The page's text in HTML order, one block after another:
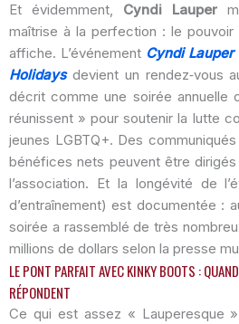
Et évidemment, Cyndi Lauper
maîtrise à la perfection : le pouvoir
affiche. L’événement Cyndi
Holidaysdevient un rendez‑vous
décrit comme une soirée annuelle
réunissent » pour soutenir la lutte
jeunes LGBTQ+. Des
bénéfices nets peuvent être
l’association. Et la longévité de
d’entraînement) est documentée :
soirée a rassemblé de très
millions de dollars selon la presse
LE PONT PARFAIT AVEC KINKY BOOTS :
RÉPONDENT
Ce qui est assez « Lauperesque